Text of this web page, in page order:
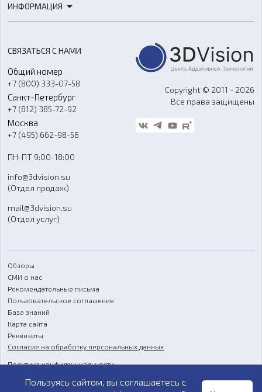
Расходные материалы
Оборудование и материалы для вакуумного литья
Аксессуары и прочее оборудование
Программное обеспечение
3D-моделирование
Ремонт и услуги
ИНФОРМАЦИЯ
О компании
Контакты
Гос. закупки
Стать дилером
Блог
FAQ
СВЯЗАТЬСЯ С НАМИ
Общий номер
+7 (800) 333-07-58
Санкт-Петербург
+7 (812) 385-72-92
Москва
+7 (495) 662-98-58
ПН-ПТ 9:00-18:00
info@3dvision.su
(Отдел продаж)
mail@3dvision.su
(Отдел услуг)
Copyright © 2011 - 2026
Все права защищены
Обзоры
СМИ о нас
Рекомендательные письма
Пользовательское соглашение
База знаний
Карта сайта
Реквизиты
Согласие на обработку персональных данных
Политика конфиденциальности
Публичная оферта
Пользуясь сайтом, вы соглашаетесь с